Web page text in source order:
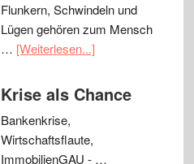
Flunkern, Schwindeln und
Lügen gehören zum Mensch
… [Weiterlesen...]
Krise als Chance
Bankenkrise,
Wirtschaftsflaute,
ImmobilienGAU - …